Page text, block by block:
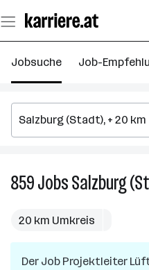
Seiteninhalt
springen
Jobsuche Job-
859JobsSalzburg
20 km Umkreis
Der Job Projektleiter